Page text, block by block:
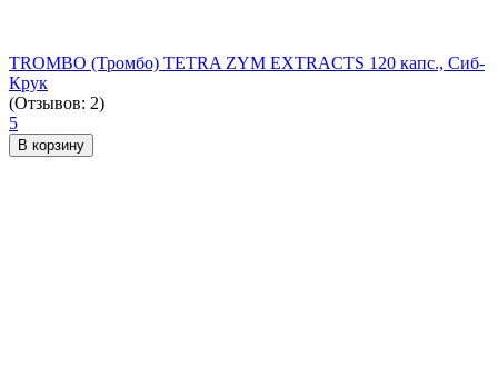
TROMBO (Тромбо) TETRA ZYM EXTRACTS 120 капс., Сиб-
Крук
(Отзывов: 2)
5
В корзину